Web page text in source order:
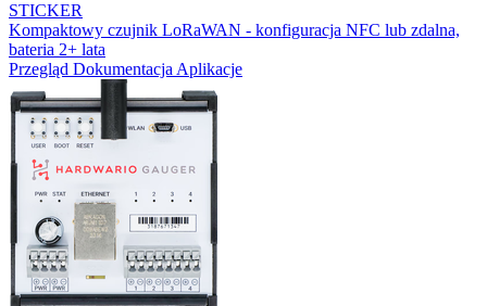
STICKER
Kompaktowy czujnik LoRaWAN - konfiguracja NFC lub zdalna,
bateria 2+ lata
Przegląd Dokumentacja Aplikacje